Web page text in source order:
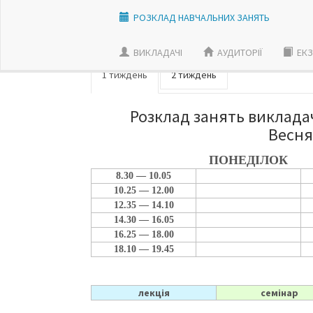
РОЗКЛАД НАВЧАЛЬНИХ ЗАНЯТЬ
ВИКЛАДАЧI АУДИТОРІЇ
1 тиждень
2 тиждень
Розклад занять
ПОНЕДІЛОК
8.30 — 10.05
10.25 — 12.00
12.35 — 14.10
14.30 — 16.05
16.25 — 18.00
18.10 — 19.45
лекція семінар